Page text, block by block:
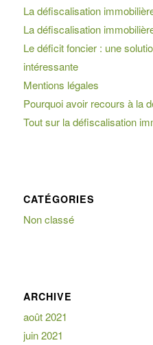
La défiscalisation
La défiscalisation
Le déficit foncier : une
intéressante
Mentions légales
Pourquoi avoir recours à la
Tout sur la défiscalisation
CATÉGORIES
Non classé
ARCHIVE
août 2021
juin 2021